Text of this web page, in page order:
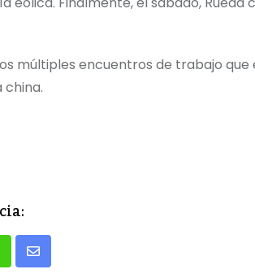
múltiples encuentros de trabajo
china.
Share